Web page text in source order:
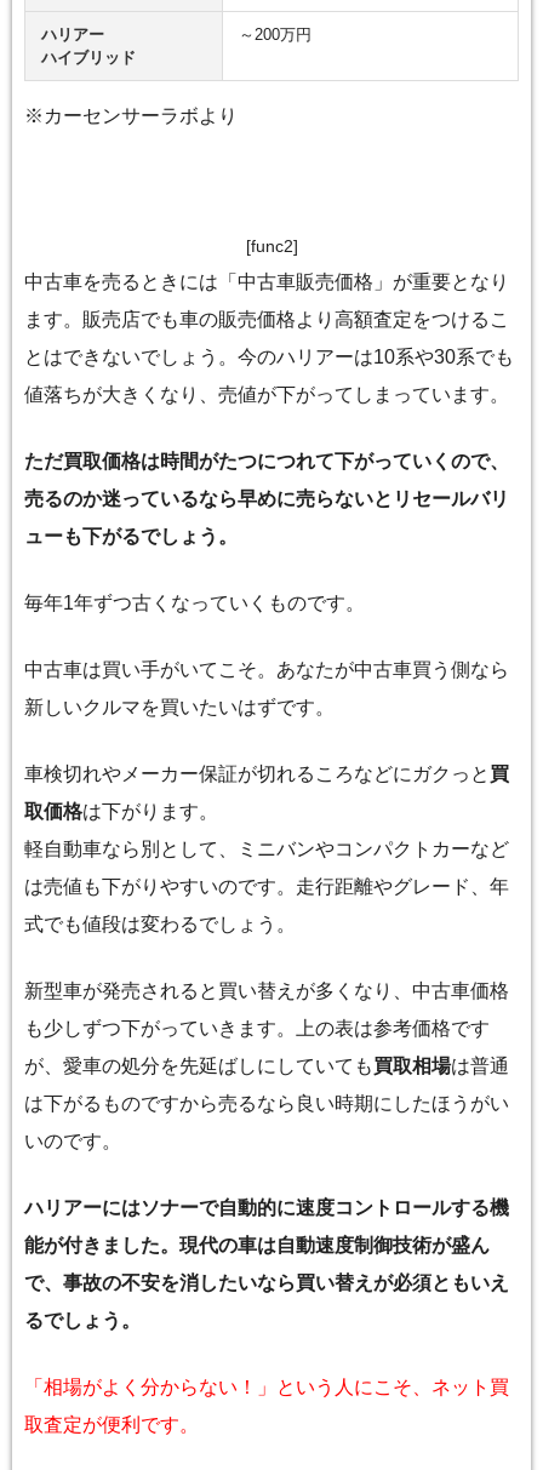
ハリアー
ハイブリッド
～200万円
※カーセンサーラボより
[func2]
中古車を売るときには「中古車販売価格」が重要となり
ます。販売店でも車の販売価格より高額査定をつけるこ
とはできないでしょう。今のハリアーは10系や30系でも
値落ちが大きくなり、売値が下がってしまっています。
ただ買取価格は時間がたつにつれて下がっていくので、
売るのか迷っているなら早めに売らないとリセールバリ
ューも下がるでしょう。
毎年1年ずつ古くなっていくものです。
中古車は買い手がいてこそ。あなたが中古車買う側なら
新しいクルマを買いたいはずです。
車検切れやメーカー保証が切れるころなどにガクっと 買
取価格は下がります。
軽自動車なら別として、ミニバンやコンパクトカーなど
は売値も下がりやすいのです。走行距離やグレード、年
式でも値段は変わるでしょう。
新型車が発売されると買い替えが多くなり、中古車価格
も少しずつ下がっていきます。上の表は参考価格です
が、愛車の処分を先延ばしにしていても買取相場は普通
は下がるものですから売るなら良い時期にしたほうがい
いのです。
ハリアーにはソナーで自動的に速度コントロールする機
能が付きました。現代の車は自動速度制御技術が盛ん
で、事故の不安を消したいなら買い替えが必須ともいえ
るでしょう。
「相場がよく分からない！」という人にこそ、ネット買
取査定が便利です。